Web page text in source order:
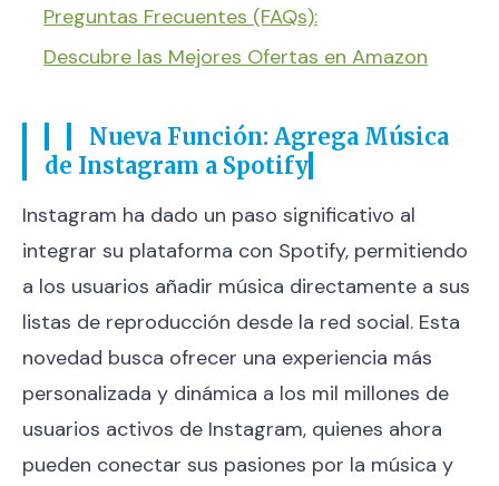
Preguntas Frecuentes (FAQs):
Descubre las Mejores Ofertas en Amazon
Nueva Función: Agrega Música
de Instagram a Spotify
Instagram ha dado un paso significativo al
integrar su plataforma con Spotify, permitiendo
a los usuarios añadir música directamente a sus
listas de reproducción desde la red social. Esta
novedad busca ofrecer una experiencia más
personalizada y dinámica a los mil millones de
usuarios activos de Instagram, quienes ahora
pueden conectar sus pasiones por la música y